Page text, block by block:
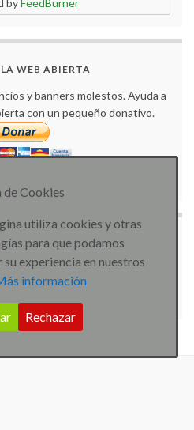
WEB ABIERTA
y banners molestos. Ayuda a
con un pequeño donativo.
por tu colaboración.
web de Psicólogo especialista
información
Cookies
utiliza cookies y otras
para que podamos
experiencia en nuestros
información
Rechazar